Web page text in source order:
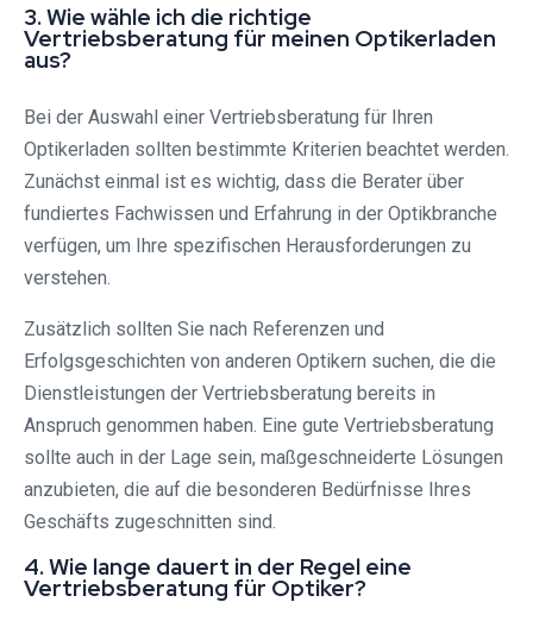
3. Wie wähle ich die richtige
Vertriebsberatung für meinen Optikerladen
aus?
Bei der Auswahl einer Vertriebsberatung für Ihren
Optikerladen sollten bestimmte Kriterien beachtet werden.
Zunächst einmal ist es wichtig, dass die Berater über
fundiertes Fachwissen und Erfahrung in der Optikbranche
verfügen, um Ihre spezifischen Herausforderungen zu
verstehen.
Zusätzlich sollten Sie nach Referenzen und
Erfolgsgeschichten von anderen Optikern suchen, die die
Dienstleistungen der Vertriebsberatung bereits in
Anspruch genommen haben. Eine gute Vertriebsberatung
sollte auch in der Lage sein, maßgeschneiderte Lösungen
anzubieten, die auf die besonderen Bedürfnisse Ihres
Geschäfts zugeschnitten sind.
4. Wie lange dauert in der Regel eine
Vertriebsberatung für Optiker?